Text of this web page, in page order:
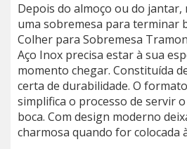
Depois do almoço ou do jantar,
uma sobremesa para terminar
Colher para Sobremesa
Aço Inox precisa estar à sua
momento chegar. Constituída
certa de durabilidade. O
simplifica o processo de servir
boca. Com design moderno
charmosa quando for colocada